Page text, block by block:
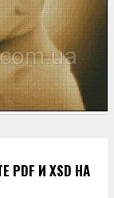
И XSD НА